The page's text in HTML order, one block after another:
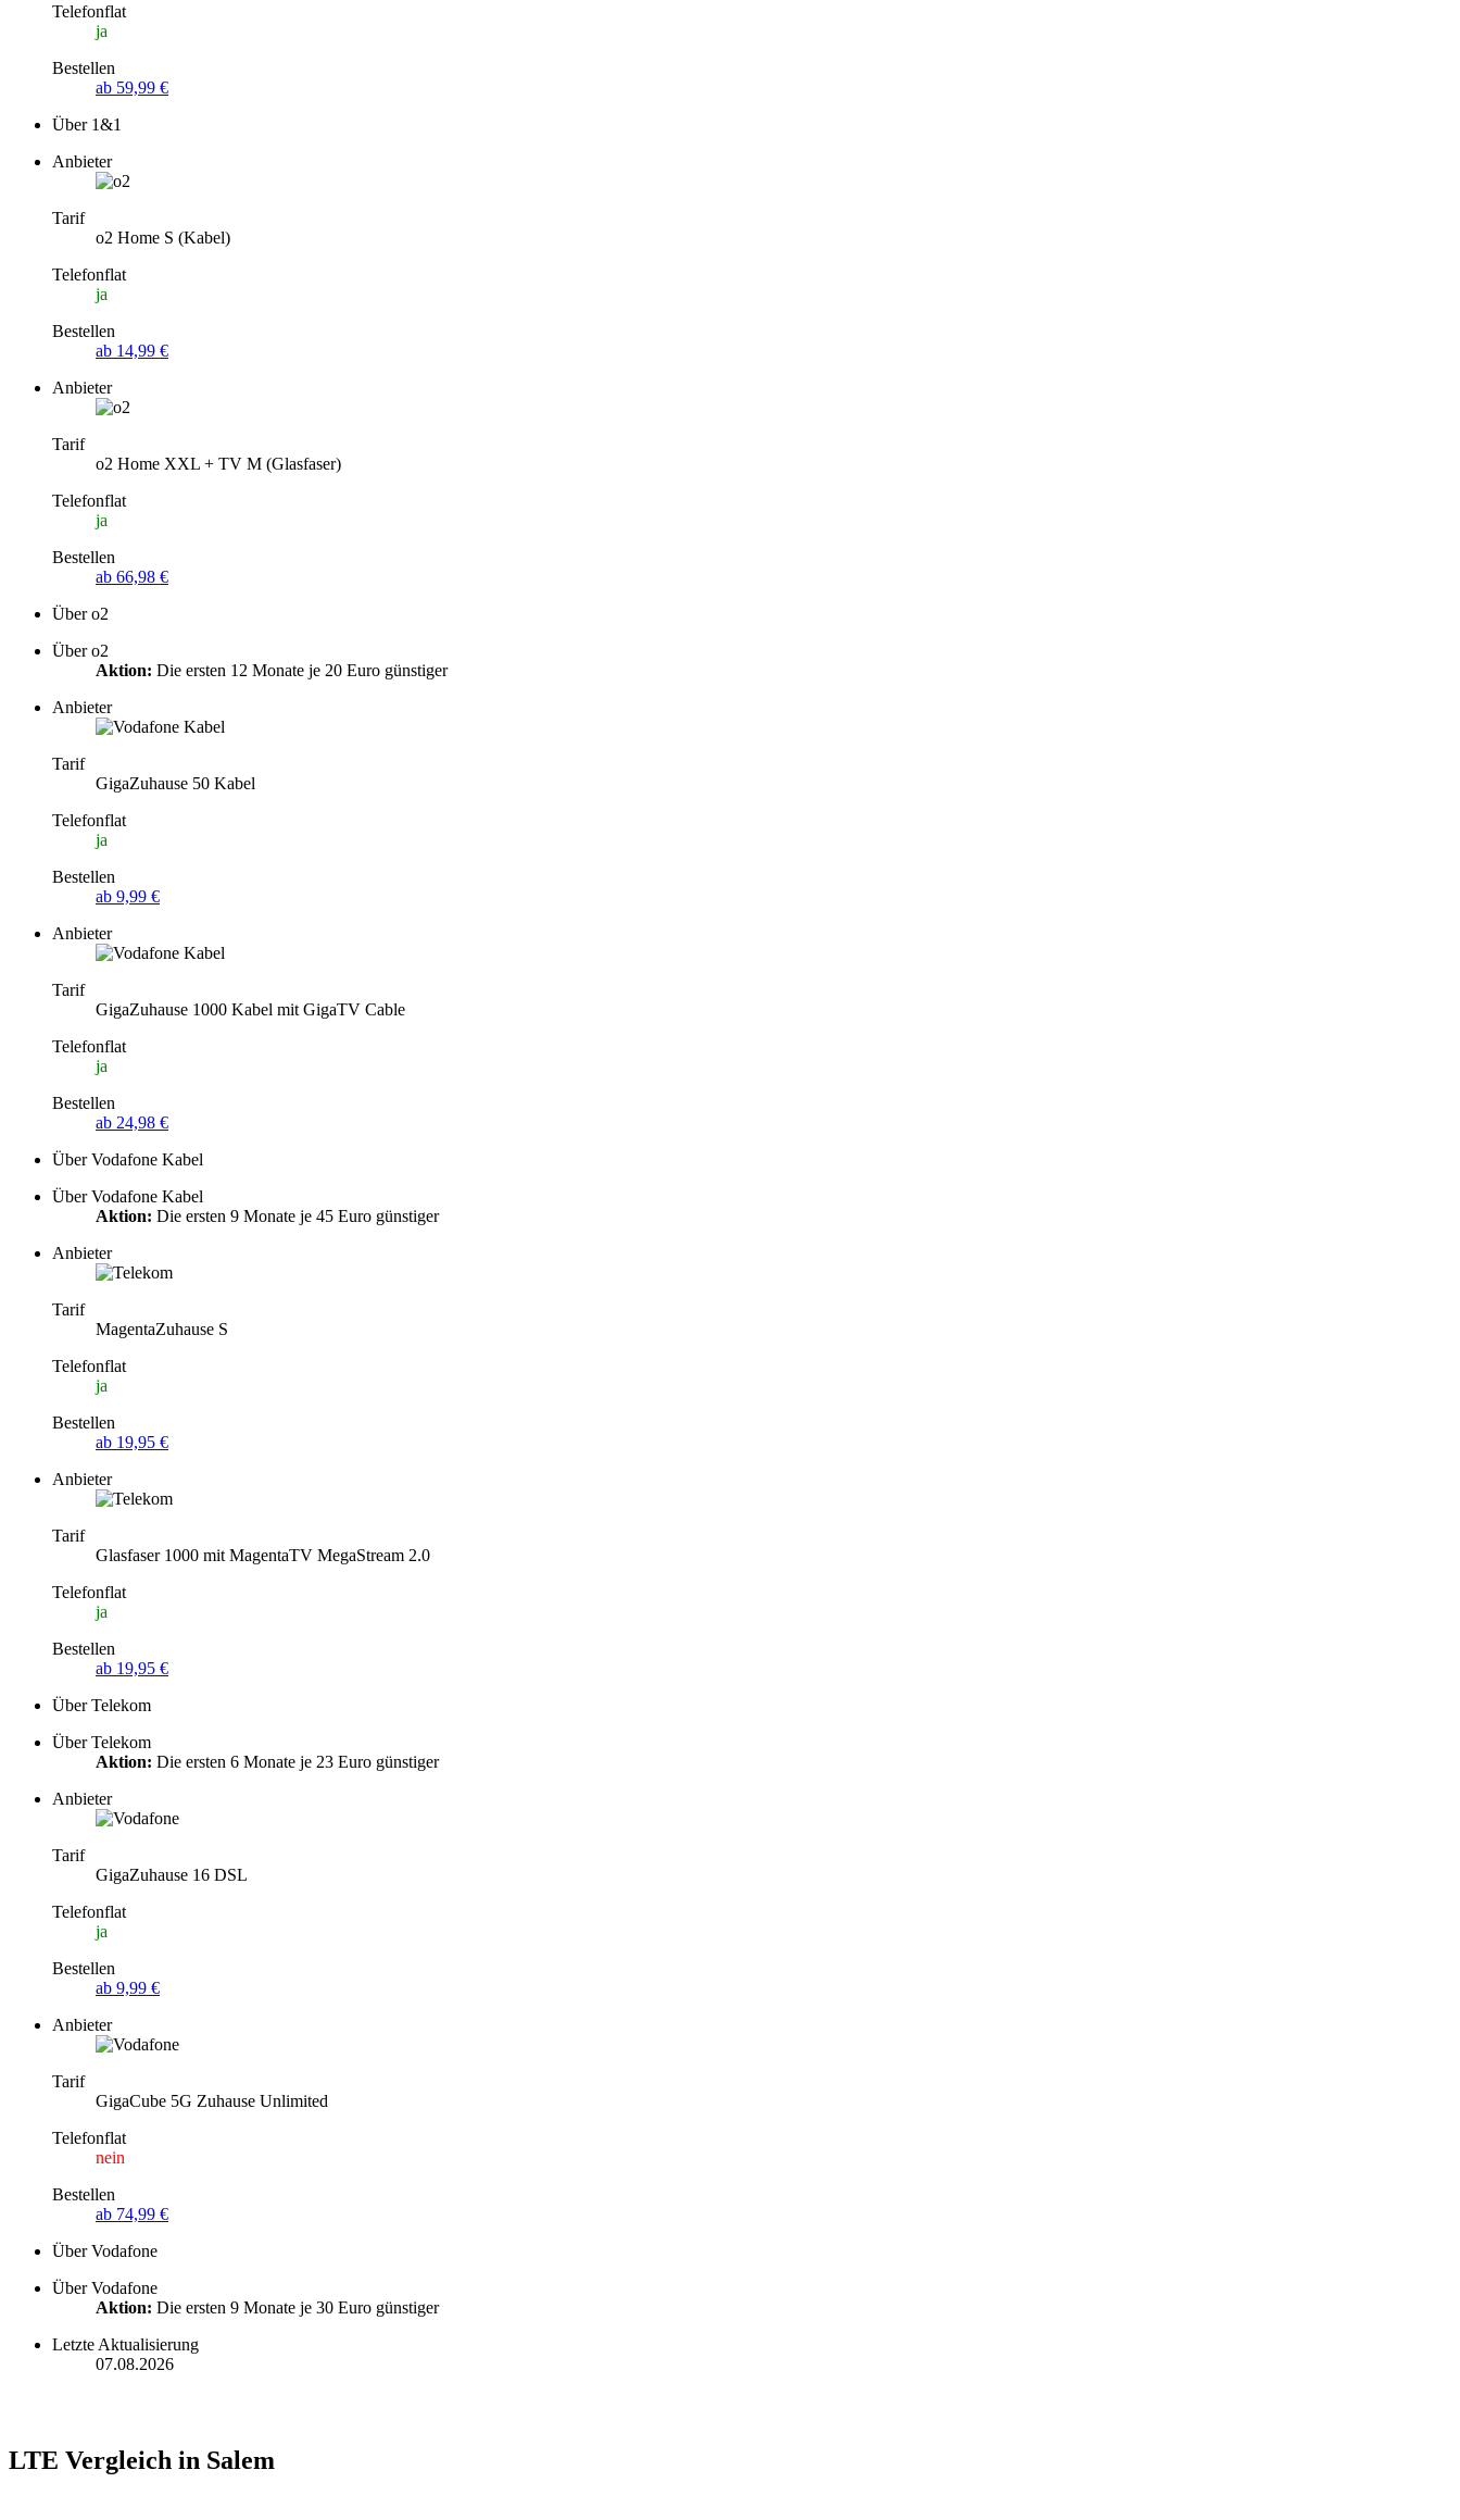
Telefonflat
ja
Bestellen
ab 59,99 €
Über 1&1
Anbieter
Tarif
o2 Home S (Kabel)
Telefonflat
ja
Bestellen
ab 14,99 €
Anbieter
Tarif
o2 Home XXL + TV M (Glasfaser)
Telefonflat
ja
Bestellen
ab 66,98 €
Über o2
Über o2
Aktion: Die ersten 12 Monate je 20 Euro günstiger
Anbieter
Tarif
GigaZuhause 50 Kabel
Telefonflat
ja
Bestellen
ab 9,99 €
Anbieter
Tarif
GigaZuhause 1000 Kabel mit GigaTV Cable
Telefonflat
ja
Bestellen
ab 24,98 €
Über Vodafone Kabel
Über Vodafone Kabel
Aktion: Die ersten 9 Monate je 45 Euro günstiger
Anbieter
Tarif
MagentaZuhause S
Telefonflat
ja
Bestellen
ab 19,95 €
Anbieter
Tarif
Glasfaser 1000 mit MagentaTV MegaStream 2.0
Telefonflat
ja
Bestellen
ab 19,95 €
Über Telekom
Über Telekom
Aktion: Die ersten 6 Monate je 23 Euro günstiger
Anbieter
Tarif
GigaZuhause 16 DSL
Telefonflat
ja
Bestellen
ab 9,99 €
Anbieter
Tarif
GigaCube 5G Zuhause Unlimited
Telefonflat
nein
Bestellen
ab 74,99 €
Über Vodafone
Über Vodafone
Aktion: Die ersten 9 Monate je 30 Euro günstiger
Letzte Aktualisierung
07.08.2026
LTE Vergleich in Salem